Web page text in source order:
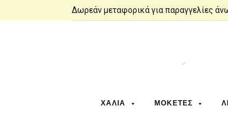
Δωρεάν μεταφορικά για παραγγελίες
ΧΑΛΙΆ ΜΟΚΈΤΕΣ